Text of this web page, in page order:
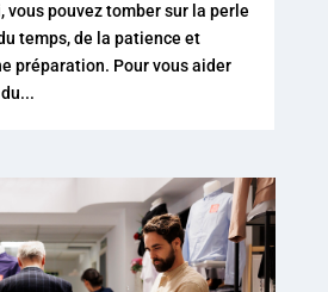
vous pouvez tomber sur la perle
temps, de la patience et
préparation. Pour vous aider